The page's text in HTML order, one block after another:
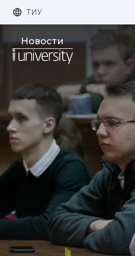
Размер шрифта:
Изображения: Кернинг:
ТИУ
Новости